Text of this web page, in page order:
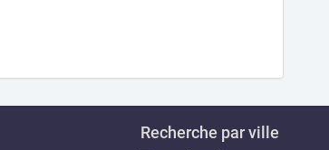
Recherche par ville